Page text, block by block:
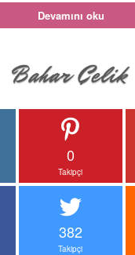
Devamını oku
0
Takipçi
382
Takipçi